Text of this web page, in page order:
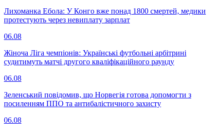
Лихоманка Ебола: У Конго вже понад 1800 смертей, медики
протестують через невиплату зарплат
06.08
Жіноча Ліга чемпіонів: Українські футбольні арбітрині
судитимуть матчі другого кваліфікаційного раунду
06.08
Зеленський повідомив, що Норвегія готова допомогти з
посиленням ППО та антибалістичного захисту
06.08